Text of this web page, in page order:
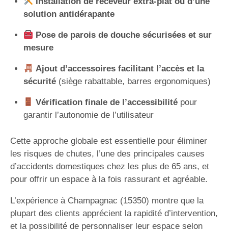
solution antidérapante
Pose de parois de douche sécurisées et sur
mesure
Ajout d’accessoires facilitant l’accès et la
sécurité(siège rabattable, barres ergonomiques)
Vérification finale de l’accessibilitépour
garantir l’autonomie de l’utilisateur
Cette approche globale est essentielle pour éliminer
les risques de chutes, l’une des principales causes
d’accidents domestiques chez les plus de 65 ans, et
pour offrir un espace à la fois rassurant et agréable.
L’expérience à Champagnac (15350) montre que la
plupart des clients apprécient la rapidité d’intervention,
et la possibilité de personnaliser leur espace selon